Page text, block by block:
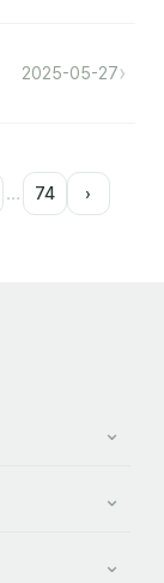
2025-05-27›
… 74 ›
⌄
⌄
⌄